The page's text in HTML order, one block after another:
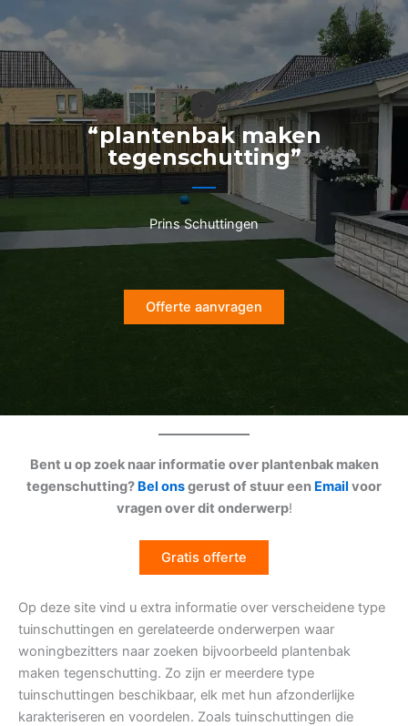
naar
de
inhoud
“plantenbak maken
tegenschutting”
Prins Schuttingen
Offerte aanvragen
Bent u op zoek naar informatie over plantenbak maken
tegenschutting? Bel onsgerust of stuur een Email voor
vragen over dit onderwerp!
Gratis offerte
Op deze site vind u extra informatie over verscheidene type
tuinschuttingen en gerelateerde onderwerpen waar
woningbezitters naar zoeken bijvoorbeeld plantenbak
maken tegenschutting. Zo zijn er meerdere type
tuinschuttingen beschikbaar, elk met hun afzonderlijke
karakteriseren en voordelen. Zoals tuinschuttingen die